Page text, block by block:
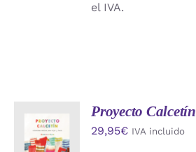
el IVA.
AÑADIR
AL
CARRITO
Proyecto Calcetín
29,95€ IVA incluido